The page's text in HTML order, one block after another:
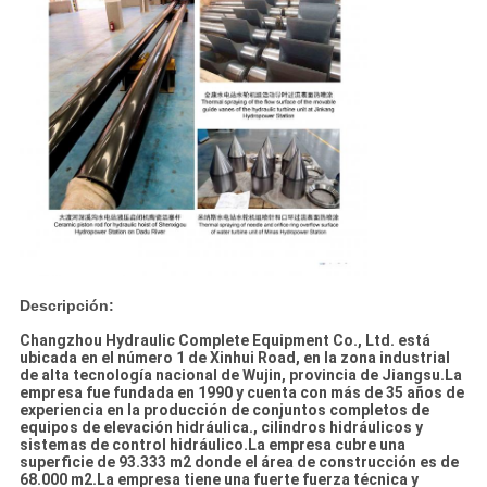
Descripción:
Changzhou Hydraulic Complete Equipment Co., Ltd. está
ubicada en el número 1 de Xinhui Road, en la zona industrial
de alta tecnología nacional de Wujin, provincia de Jiangsu.La
empresa fue fundada en 1990 y cuenta con más de 35 años de
experiencia en la producción de conjuntos completos de
equipos de elevación hidráulica., cilindros hidráulicos y
sistemas de control hidráulico.La empresa cubre una
superficie de 93.333 m2 donde el área de construcción es de
68.000 m2.La empresa tiene una fuerte fuerza técnica y